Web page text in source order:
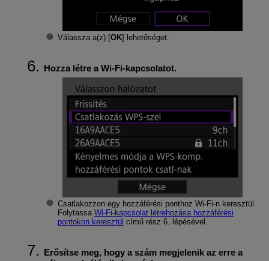
Válassza a(z) [OK] lehetőséget.
Hozza létre a Wi-Fi-kapcsolatot.
Csatlakozzon egy hozzáférési ponthoz Wi-Fi-n keresztül.
Folytassa Wi-Fi-kapcsolat létrehozása hozzáférési
pontokon keresztül című rész 6. lépésével.
Erősítse meg, hogy a szám megjelenik az erre a